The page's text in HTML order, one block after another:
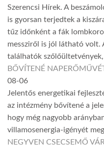
Szerencsi Hírek. A
is gyorsan terjedtek a
tűz időnként a fák
messziről is jól látható volt.
találhatók szőlőültetvények,
BŐVÍTENÉ
08-06
Jelentős energetikai
az intézmény bővítené a
hogy még nagyobb
villamosenergia-igényét
NEGYVEN CSECSEMŐ